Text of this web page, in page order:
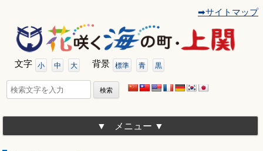
動
➡サイトマップ
文字 小 中 大 背景 標準 青 黒
検
索:
メニュー